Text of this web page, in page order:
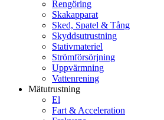
Rengöring
Skakapparat
Sked, Spatel & Tång
Skyddsutrustning
Stativmateriel
Strömförsörjning
Uppvärmning
Vattenrening
Mätutrustning
El
Fart & Acceleration